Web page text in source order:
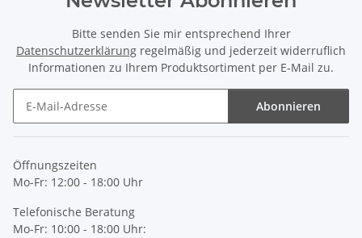
Bitte senden Sie mir entsprechend Ihrer
Datenschutzerklärung regelmäßig und jederzeit widerruflich
Informationen zu Ihrem Produktsortiment per E-Mail zu.
Abonnieren
Öffnungszeiten
Mo-Fr: 12:00 - 18:00 Uhr
Telefonische Beratung
Mo-Fr: 10:00 - 18:00 Uhr: